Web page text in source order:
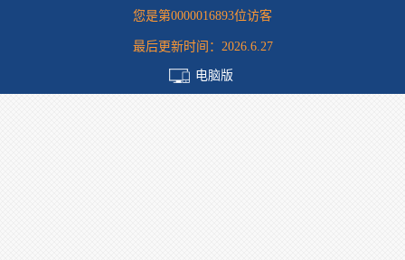
您是第0000016893位访客
最后更新时间： 2026.6.27
电脑版